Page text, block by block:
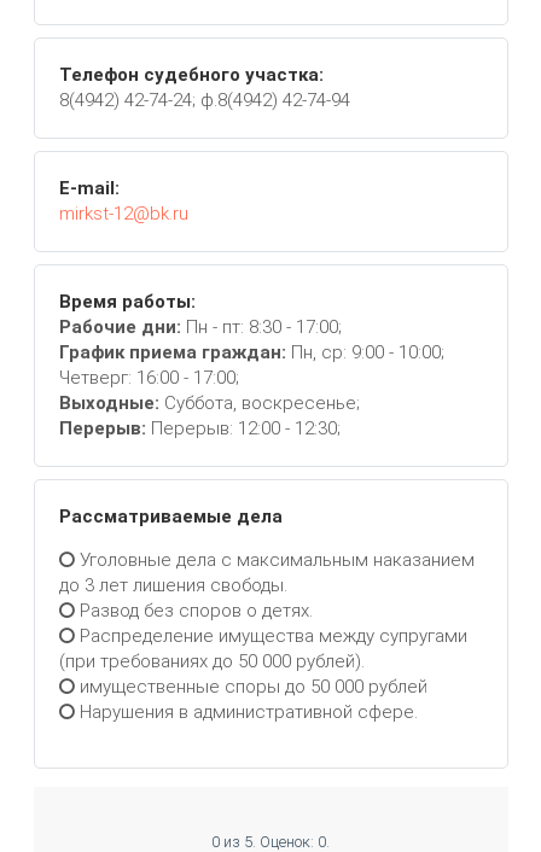
Телефон судебного участка:
8(4942) 42-74-24; ф.8(4942) 42-74-94
E-mail:
mirkst-12@bk.ru
Время работы:
Рабочие дни: Пн - пт: 8:30 - 17:00;
График приема граждан: Пн, ср: 9:00 - 10:00;
Четверг: 16:00 - 17:00;
Выходные: Суббота, воскресенье;
Перерыв: Перерыв: 12:00 - 12:30;
Рассматриваемые дела
Уголовные дела с максимальным наказанием
до 3 лет лишения свободы.
Развод без споров о детях.
Распределение имущества между супругами
(при требованиях до 50 000 рублей).
имущественные споры до 50 000 рублей
Нарушения в административной сфере.
0 из 5. Оценок: 0